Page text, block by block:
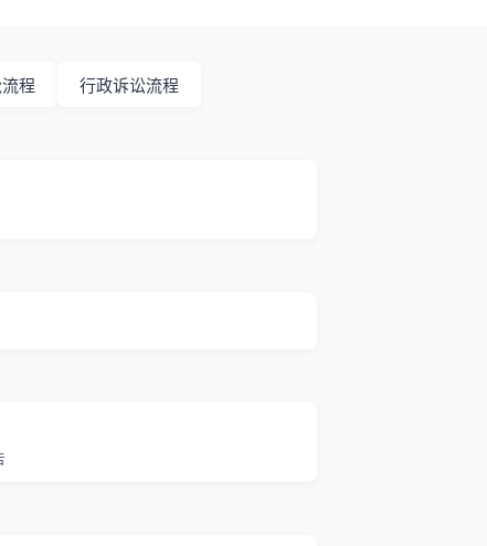
程 行政诉讼流程